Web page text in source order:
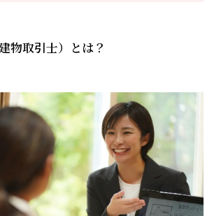
物取引士）とは？